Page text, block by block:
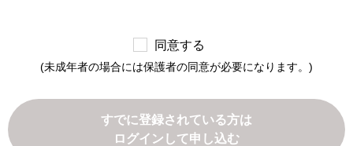
5.利用規約に違反したユーザや、不正・不当な目的でサービスを利用しよ
うとするユーザの特定をし、ご利用をお断りするため
6.ユーザにご自身の登録情報の閲覧や変更、削除、ご利用状況の閲覧を行
7.有料サービスにおいて、ユーザに利用料金を請求するため
8.上記の利用目的に付随する目的
第4条（利用目的の変更）
2.「本サービス」　当社が運営するじんざい教習所（所在地: 栃木県真岡
市松山町26番4）において提供するすべてのサービスをいいます。なお、本
ス利用契約を締結された方をいいます。
4.「受講者」　申込者本人または担当者であって、実際に本サービスを利
用するすべての方をいいます。
同意する
(未成年者の場合には保護者の同意が必要になります。)
すでに登録されている方は
ログインして申し込む